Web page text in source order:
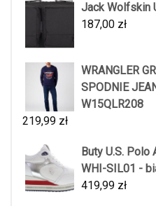
Jack Wolfskin
187,00 zł
WRANGLER
SPODNIE
W15QLR208
219,99 zł
Buty U.S.
WHI-SIL01 -
419,99 zł